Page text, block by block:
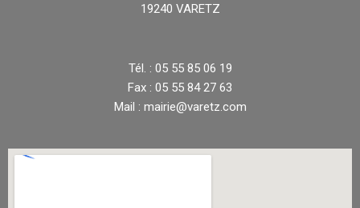
19240 VARETZ
Tél. : 05 55 85 06 19
Fax : 05 55 84 27 63
Mail : mairie@varetz.com